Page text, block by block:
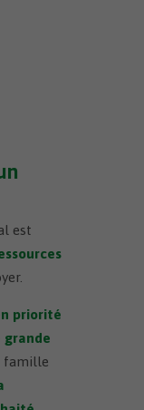
est
priorité
grande
famille